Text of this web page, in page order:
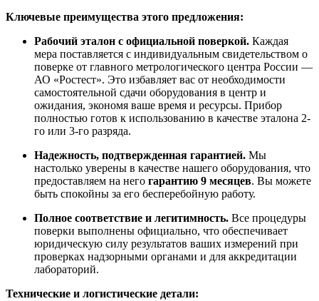
Ключевые преимущества этого предложения:
Рабочий эталон с официальной поверкой. Каждая
мера поставляется с индивидуальным свидетельством о
поверке от главного метрологического центра России —
АО «Ростест». Это избавляет вас от необходимости
самостоятельной сдачи оборудования в центр и
ожидания, экономя ваше время и ресурсы. Прибор
полностью готов к использованию в качестве эталона 2-
го или 3-го разряда.
Надежность, подтвержденная гарантией. Мы
настолько уверены в качестве нашего оборудования, что
предоставляем на него гарантию 9 месяцев. Вы можете
быть спокойны за его бесперебойную работу.
Полное соответствие и легитимность. Все процедуры
поверки выполнены официально, что обеспечивает
юридическую силу результатов ваших измерений при
проверках надзорными органами и для аккредитации
лабораторий.
Технические и логистические детали: